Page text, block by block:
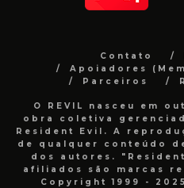
Contato
Apoiadores
Parceiros
O REVIL nasceu em
obra coletiva
Resident Evil. A
de qualquer conteúdo
dos autores.
afiliados são marcas
Copyright 1999 -